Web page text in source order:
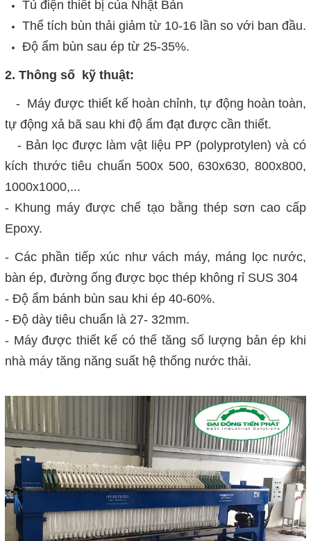
Tủ điện thiết bị của Nhật Bản
Thể tích bùn thải giảm từ 10-16 lần so với ban đầu.
Độ ẩm bùn sau ép từ 25-35%.
2. Thông số kỹ thuật:
- Máy được thiết kế hoàn chỉnh, tự động hoàn toàn,
tự động xả bã sau khi độ ẩm đạt được cần thiết.
- Bản lọc được làm vật liệu PP (polyprotylen) và có
kích thước tiêu chuẩn 500x 500, 630x630, 800x800,
1000x1000,...
- Khung máy được chế tạo bằng thép sơn cao cấp
Epoxy.
- Các phần tiếp xúc như vách máy, máng lọc nước,
bàn ép, đường ống được bọc thép không rỉ SUS 304
- Độ ẩm bánh bùn sau khi ép 40-60%.
- Độ dày tiêu chuẩn là 27- 32mm.
- Máy được thiết kế có thể tăng số lượng bản ép khi
nhà máy tăng năng suất hệ thống nước thải.